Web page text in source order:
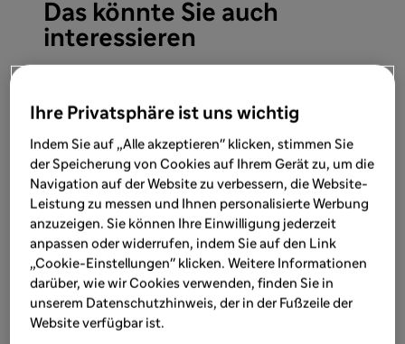
Das könnte Sie auch
interessieren
Ihre Privatsphäre ist uns wichtig
Indem Sie auf „Alle akzeptieren" klicken, stimmen Sie
der Speicherung von Cookies auf Ihrem Gerät zu, um die
Navigation auf der Website zu verbessern, die Website-
Leistung zu messen und Ihnen personalisierte Werbung
anzuzeigen. Sie können Ihre Einwilligung jederzeit
anpassen oder widerrufen, indem Sie auf den Link
„Cookie-Einstellungen" klicken. Weitere Informationen
darüber, wie wir Cookies verwenden, finden Sie in
unserem Datenschutzhinweis, der in der Fußzeile der
Website verfügbar ist.